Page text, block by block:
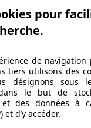
pour
de navigation
tiers utilisons des
désignons sous
le but de
des données à
d’y accéder.